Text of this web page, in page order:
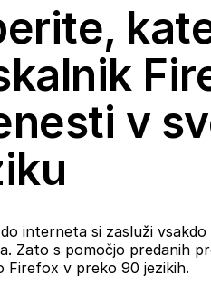
v
interneta si zasluži
Zato s pomočjo predanih
Firefox v preko 90 jezikih.